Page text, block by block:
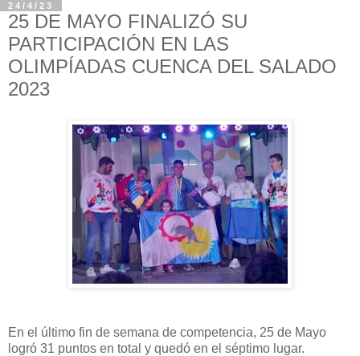
24/4/23
25 DE MAYO FINALIZÓ SU
PARTICIPACIÓN EN LAS
OLIMPÍADAS CUENCA DEL SALADO
2023
En el último fin de semana de competencia, 25 de Mayo
logró 31 puntos en total y quedó en el séptimo lugar.